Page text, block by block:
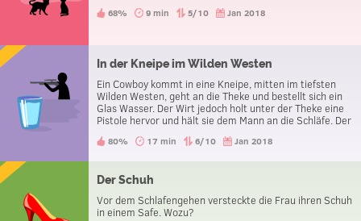
68% 9 min 5/10 Jan 2018
In der Kneipe im Wilden Westen
Ein Cowboy kommt in eine Kneipe, mitten im tiefsten
Wilden Westen, geht an die Theke und bestellt sich ein
Glas Wasser. Der Wirt jedoch holt unter der Theke eine
Pistole hervor und hält sie dem Mann an die Schläfe. Der
Was soll das?
80% 17 min 6/10 Jan 2018
Der Schuh
Vor dem Schlafengehen versteckte die Frau ihren Schuh
in einem Safe. Wozu?